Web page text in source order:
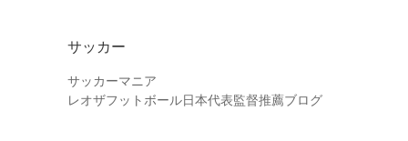
サッカー
サッカーマニア
レオザフットボール日本代表監督推薦ブログ